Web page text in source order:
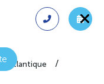
Atlantique